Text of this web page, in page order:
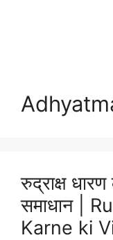
रुद्राक्ष
समाधान |
Karne ki